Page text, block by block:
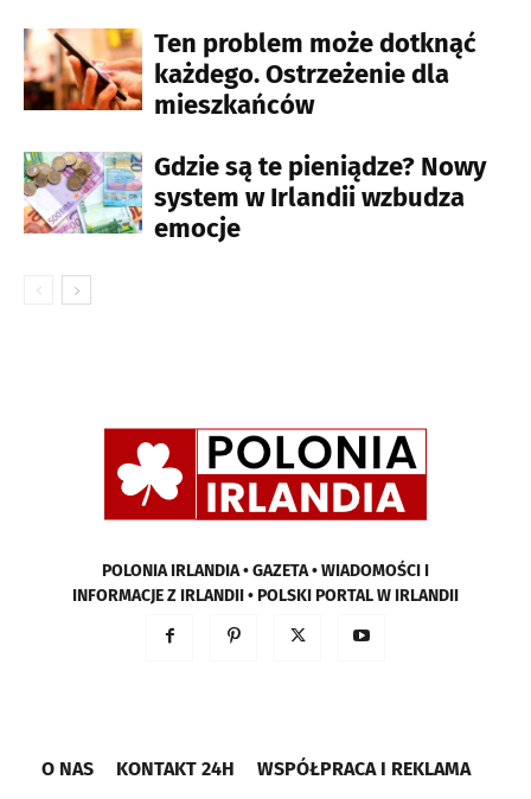
Ten problem może dotknąć
każdego. Ostrzeżenie dla
mieszkańców
Gdzie są te pieniądze? Nowy
system w Irlandii wzbudza
emocje
POLONIA IRLANDIA • GAZETA • WIADOMOŚCI I
INFORMACJE Z IRLANDII • POLSKI PORTAL W IRLANDII
O NAS KONTAKT 24H WSPÓŁPRACA I REKLAMA